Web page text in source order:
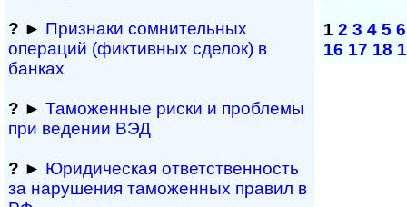
? ► Признаки сомнитель­ных
операций (фиктивных сделок) в
банках
? ► Таможенные риски и проблемы
при ведении ВЭД
? ► Юридическая ответственность
за нарушения таможенных правил в
1 2 3 4 5 6
16 17 18